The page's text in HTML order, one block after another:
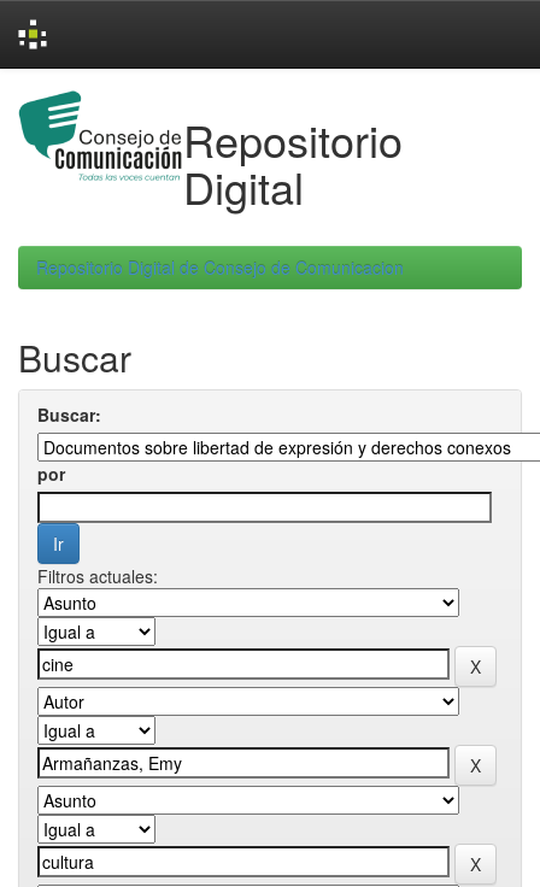
navigation
Repositorio
Digital
Repositorio Digital de Consejo de Comunicacion
Buscar
Buscar:
por
Filtros actuales: